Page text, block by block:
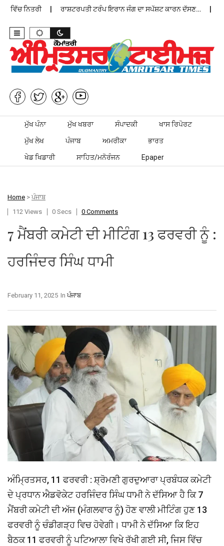
ਨਿਤਰੀ ਰਾਸ਼ਟਰਪਤੀ ਟਰੰਪ ਇਰਾਨ ਜੰਗ ਦਾ ਸਪੱਸ਼ਟ ਕਾਰਨ ਦੱਸਣ…
Skip to content
ਮੁੱਖ ਪੰਨਾ ਮੁੱਖ ਖਬਰਾ ਸੰਪਾਦਕੀ ਖਾਸ ਰਿਪੋਰਟ
ਮੁੱਖ ਲੇਖ ਪੰਜਾਬ ਅਮਰੀਕਾ ਭਾਰਤ
ਖੇਡ ਖਿਡਾਰੀ ਸਾਹਿਤ/ਮਨੋਰੰਜਨ Epaper
Home > ਪੰਜਾਬ
112 Views
0 Secs 0 Comments
7 ਮੈਂਬਰੀ ਕਮੇਟੀ ਦੀ ਮੀਟਿੰਗ 13 ਫਰਵਰੀ ਨੂੰ :
ਹਰਜਿੰਦਰ ਸਿੰਘ ਧਾਮੀ
In ਪੰਜਾਬ
February 11, 2025
ਅੰਮ੍ਰਿਤਸਰ, 11 ਫਰਵਰੀ : ਸ਼੍ਰੋਮਣੀ ਗੁਰਦੁਆਰਾ ਪ੍ਰਬੰਧਕ ਕਮੇਟੀ
ਦੇ ਪ੍ਰਧਾਨ ਐਡਵੋਕੇਟ ਹਰਜਿੰਦਰ ਸਿੰਘ ਧਾਮੀ ਨੇ ਦੱਸਿਆ ਹੈ ਕਿ 7
ਮੈਂਬਰੀ ਕਮੇਟੀ ਦੀ ਅੱਜ (ਮੰਗਲਵਾਰ ਨੂੰ) ਹੋਣ ਵਾਲੀ ਮੀਟਿੰਗ ਹੁਣ 13
ਫਰਵਰੀ ਨੂੰ ਚੰਡੀਗੜ੍ਹ ਵਿਚ ਹੋਵੇਗੀ। ਧਾਮੀ ਨੇ ਦੱਸਿਆ ਕਿ ਇਹ
ਬੈਠਕ 11 ਫਰਵਰੀ ਨੂੰ ਪਟਿਆਲਾ ਵਿਖੇ ਰੱਖੀ ਗਈ ਸੀ, ਜਿਸ ਵਿੱਚ